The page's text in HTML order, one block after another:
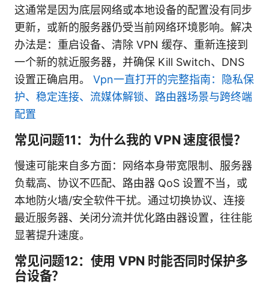
这通常是因为底层网络或本地设备的配置没有同步
更新，或新的服务器仍受当前网络环境影响。解决
办法是：重启设备、清除 VPN 缓存、重新连接到
一个新的就近服务器，并确保 Kill Switch、DNS
设置正确启用。 Vpn一直打开的完整指南：隐私保
护、稳定连接、流媒体解锁、路由器场景与跨终端
配置
常见问题11：为什么我的 VPN 速度很慢？
慢速可能来自多方面：网络本身带宽限制、服务器
负载高、协议不匹配、路由器 QoS 设置不当，或
本地防火墙/安全软件干扰。通过切换协议、连接
最近服务器、关闭分流并优化路由器设置，往往能
显著提升速度。
常见问题12：使用 VPN 时能否同时保护多
台设备？